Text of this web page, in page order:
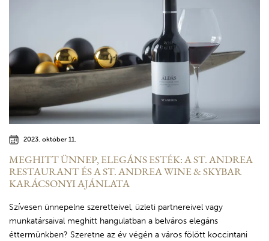
2023. október 11.
MEGHITT ÜNNEP, ELEGÁNS ESTÉK: A ST. ANDREA
RESTAURANT ÉS A ST. ANDREA WINE & SKYBAR
KARÁCSONYI AJÁNLATA
Szívesen ünnepelne szeretteivel, üzleti partnereivel vagy
munkatársaival meghitt hangulatban a belváros elegáns
éttermünkben? Szeretne az év végén a város fölött koccintani